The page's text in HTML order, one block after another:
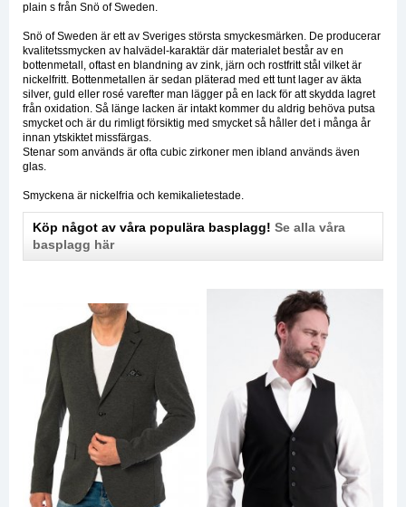
plain s från Snö of Sweden.
Snö of Sweden är ett av Sveriges största smyckesmärken. De producerar
kvalitetssmycken av halvädel-karaktär där materialet består av en
bottenmetall, oftast en blandning av zink, järn och rostfritt stål vilket är
nickelfritt. Bottenmetallen är sedan pläterad med ett tunt lager av äkta
silver, guld eller rosé varefter man lägger på en lack för att skydda lagret
från oxidation. Så länge lacken är intakt kommer du aldrig behöva putsa
smycket och är du rimligt försiktig med smycket så håller det i många år
innan ytskiktet missfärgas.
Stenar som används är ofta cubic zirkoner men ibland används även
glas.
Smyckena är nickelfria och kemikalietestade.
Köp något av våra populära basplagg! Se alla våra
basplagg här